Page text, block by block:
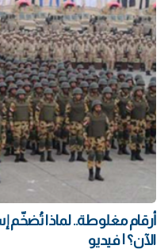
أرقام مغلوطة.. لماذا تُضخّم
الآن؟ | فيديو